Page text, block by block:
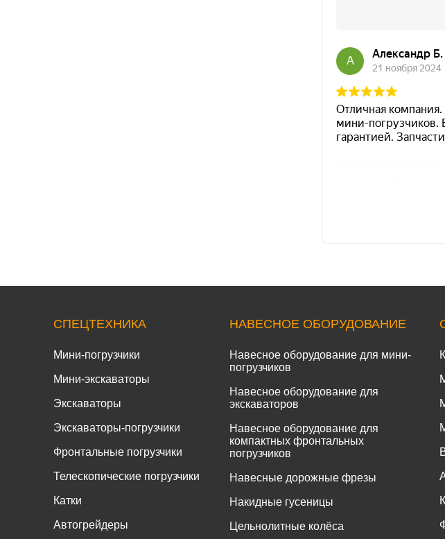
СПЕЦТЕХНИКА
Мини-погрузчики
Мини-экскаваторы
Экскаваторы
Экскаваторы-погрузчики
Фронтальные погрузчики
Телескопические погрузчики
Катки
Автогрейдеры
НАВЕСНОЕ ОБОРУДОВАНИЕ
Навесное оборудование для мини-
погрузчиков
Навесное оборудование для
экскаваторов
Навесное оборудование для
компактных фронтальных
погрузчиков
Навесные дорожные фрезы
Накидные гусеницы
Цельнолитные колёса